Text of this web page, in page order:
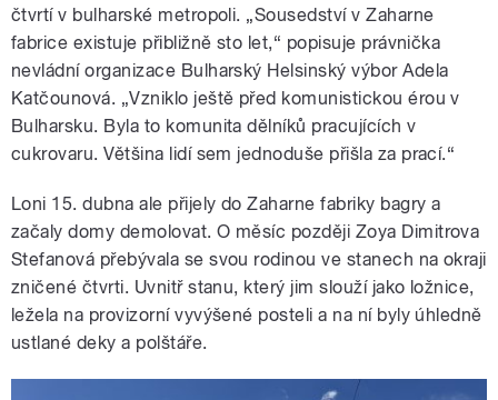
čtvrtí v bulharské metropoli. „Sousedství v Zaharne
fabrice existuje přibližně sto let,“ popisuje právnička
nevládní organizace Bulharský Helsinský výbor Adela
Katčounová. „Vzniklo ještě před komunistickou érou v
Bulharsku. Byla to komunita dělníků pracujících v
cukrovaru. Většina lidí sem jednoduše přišla za prací.“
Loni 15. dubna ale přijely do Zaharne fabriky bagry a
začaly domy demolovat. O měsíc později Zoya Dimitrova
Stefanová přebývala se svou rodinou ve stanech na okraji
zničené čtvrti. Uvnitř stanu, který jim slouží jako ložnice,
ležela na provizorní vyvýšené posteli a na ní byly úhledně
ustlané deky a polštáře.